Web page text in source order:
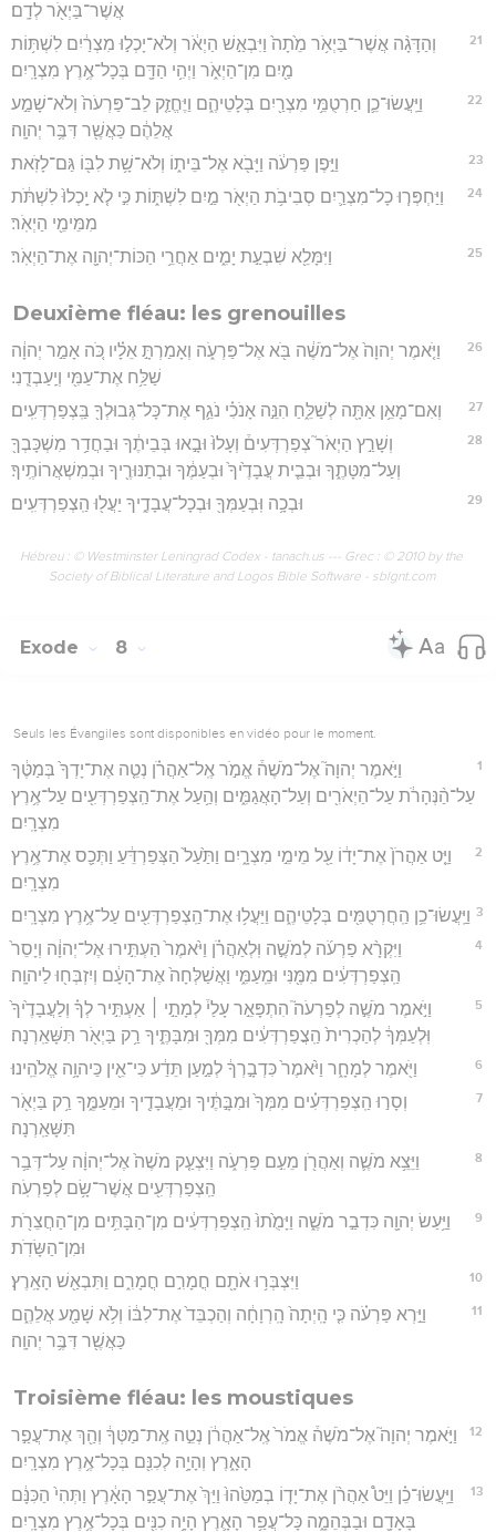
אֲשֶׁר־בַּיְאֹ֖ר לְדָֽם׃
21
וְהַדָּגָ֨ה אֲשֶׁר־בַּיְאֹ֥ר מֵ֙תָה֙ וַיִּבְאַ֣שׁ הַיְאֹ֔ר וְלֹא־יָכְל֣וּ מִצְרַ֔יִם לִשְׁתּ֥וֹת
מַ֖יִם מִן־הַיְאֹ֑ר וַיְהִ֥י הַדָּ֖ם בְּכָל־אֶ֥רֶץ מִצְרָֽיִם׃
22
וַיַּֽעֲשׂוּ־כֵ֛ן חַרְטֻמֵּ֥י מִצְרַ֖יִם בְּלָטֵיהֶ֑ם וַיֶּחֱזַ֤ק לֵב־פַּרְעֹה֙ וְלֹא־שָׁמַ֣ע
אֲלֵהֶ֔ם כַּאֲשֶׁ֖ר דִּבֶּ֥ר יְהוָֽה׃
23 וַיִּ֣פֶן פַּרְעֹ֔ה וַיָּבֹ֖א אֶל־בֵּית֑וֹ וְלֹא־שָׁ֥ת לִבּ֖וֹ גַּם־לָזֹֽאת׃
24
וַיַּחְפְּר֧וּ כָל־מִצְרַ֛יִם סְבִיבֹ֥ת הַיְאֹ֖ר מַ֣יִם לִשְׁתּ֑וֹת כִּ֣י לֹ֤א יָֽכְלוּ֙ לִשְׁתֹּ֔ת
מִמֵּימֵ֖י הַיְאֹֽר׃
25 וַיִּמָּלֵ֖א שִׁבְעַ֣ת יָמִ֑ים אַחֲרֵ֥י הַכּוֹת־יְהוָ֖ה אֶת־הַיְאֹֽר׃
Deuxième fléau: les grenouilles
26
וַיֹּ֤אמֶר יְהוָה֙ אֶל־מֹשֶׁ֔ה בֹּ֖א אֶל־פַּרְעֹ֑ה וְאָמַרְתָּ֣ אֵלָ֗יו כֹּ֚ה אָמַ֣ר יְהוָ֔ה
שַׁלַּ֥ח אֶת־עַמִּ֖י וְיַֽעַבְדֻֽנִי׃
27 וְאִם־מָאֵ֥ן אַתָּ֖ה לְשַׁלֵּ֑חַ הִנֵּ֣ה אָנֹכִ֗י נֹגֵ֛ף אֶת־כָּל־גְּבוּלְךָ֖ בַּֽצְפַרְדְּעִֽים׃
28
וְשָׁרַ֣ץ הַיְאֹר֮ צְפַרְדְּעִים֒ וְעָלוּ֙ וּבָ֣אוּ בְּבֵיתֶ֔ךָ וּבַחֲדַ֥ר מִשְׁכָּבְךָ֖
וְעַל־מִטָּתֶ֑ךָ וּבְבֵ֤ית עֲבָדֶ֙יךָ֙ וּבְעַמֶּ֔ךָ וּבְתַנּוּרֶ֖יךָ וּבְמִשְׁאֲרוֹתֶֽיךָ׃
29 וּבְכָ֥ה וּֽבְעַמְּךָ֖ וּבְכָל־עֲבָדֶ֑יךָ יַעֲל֖וּ הַֽצְפַרְדְּעִֽים׃
Hébreu : © Westminster Leningrad Codex - tanach.us --- Grec : © 2010 by the
Society of Biblical Literature and Logos Bible Software - sblgnt.com
Exode 8
Seuls les Évangiles sont disponibles en vidéo pour le moment.
1
וַיֹּ֣אמֶר יְהוָה֮ אֶל־מֹשֶׁה֒ אֱמֹ֣ר אֶֽל־אַהֲרֹ֗ן נְטֵ֤ה אֶת־יָדְךָ֙ בְּמַטֶּ֔ךָ
עַל־הַ֨נְּהָרֹ֔ת עַל־הַיְאֹרִ֖ים וְעַל־הָאֲגַמִּ֑ים וְהַ֥עַל אֶת־הַֽצְפַרְדְּעִ֖ים עַל־אֶ֥רֶץ
מִצְרָֽיִם׃
2
וַיֵּ֤ט אַהֲרֹן֙ אֶת־יָד֔וֹ עַ֖ל מֵימֵ֣י מִצְרָ֑יִם וַתַּ֙עַל֙ הַצְּפַרְדֵּ֔עַ וַתְּכַ֖ס אֶת־אֶ֥רֶץ
מִצְרָֽיִם׃
3 וַיַּֽעֲשׂוּ־כֵ֥ן הַֽחֲרְטֻמִּ֖ים בְּלָטֵיהֶ֑ם וַיַּעֲל֥וּ אֶת־הַֽצְפַרְדְּעִ֖ים עַל־אֶ֥רֶץ מִצְרָֽיִם׃
4
וַיִּקְרָ֨א פַרְעֹ֜ה לְמֹשֶׁ֣ה וּֽלְאַהֲרֹ֗ן וַיֹּ֙אמֶר֙ הַעְתִּ֣ירוּ אֶל־יְהוָ֔ה וְיָסֵר֙
הַֽצְפַרְדְּעִ֔ים מִמֶּ֖נִּי וּמֵֽעַמִּ֑י וַאֲשַׁלְּחָה֙ אֶת־הָעָ֔ם וְיִזְבְּח֖וּ לַיהוָֽה׃
5
וַיֹּ֣אמֶר מֹשֶׁ֣ה לְפַרְעֹה֮ הִתְפָּאֵ֣ר עָלַי֒ לְמָתַ֣י ׀ אַעְתִּ֣יר לְךָ֗ וְלַעֲבָדֶ֙יךָ֙
וּֽלְעַמְּךָ֔ לְהַכְרִית֙ הַֽצֲפַרְדְּעִ֔ים מִמְּךָ֖ וּמִבָּתֶּ֑יךָ רַ֥ק בַּיְאֹ֖ר תִּשָּׁאַֽרְנָה׃
6 וַיֹּ֖אמֶר לְמָחָ֑ר וַיֹּ֙אמֶר֙ כִּדְבָ֣רְךָ֔ לְמַ֣עַן תֵּדַ֔ע כִּי־אֵ֖ין כַּיהוָ֥ה אֱלֹהֵֽינוּ׃
7
וְסָר֣וּ הַֽצְפַרְדְּעִ֗ים מִמְּךָ֙ וּמִבָּ֣תֶּ֔יךָ וּמֵעֲבָדֶ֖יךָ וּמֵעַמֶּ֑ךָ רַ֥ק בַּיְאֹ֖ר
תִּשָּׁאַֽרְנָה׃
8
וַיֵּצֵ֥א מֹשֶׁ֛ה וְאַהֲרֹ֖ן מֵעִ֣ם פַּרְעֹ֑ה וַיִּצְעַ֤ק מֹשֶׁה֙ אֶל־יְהוָ֔ה עַל־דְּבַ֥ר
הַֽצְפַרְדְּעִ֖ים אֲשֶׁר־שָׂ֥ם לְפַרְעֹֽה׃
9
וַיַּ֥עַשׂ יְהוָ֖ה כִּדְבַ֣ר מֹשֶׁ֑ה וַיָּמֻ֙תוּ֙ הַֽצְפַרְדְּעִ֔ים מִן־הַבָּתִּ֥ים מִן־הַחֲצֵרֹ֖ת
וּמִן־הַשָּׂדֹֽת׃
10 וַיִּצְבְּר֥וּ אֹתָ֖ם חֳמָרִ֣ם חֳמָרִ֑ם וַתִּבְאַ֖שׁ הָאָֽרֶץ׃
11
וַיַּ֣רְא פַּרְעֹ֗ה כִּ֤י הָֽיְתָה֙ הָֽרְוָחָ֔ה וְהַכְבֵּד֙ אֶת־לִבּ֔וֹ וְלֹ֥א שָׁמַ֖ע אֲלֵהֶ֑ם
כַּאֲשֶׁ֖ר דִּבֶּ֥ר יְהוָֽה׃
Troisième fléau: les moustiques
12
וַיֹּ֣אמֶר יְהוָה֮ אֶל־מֹשֶׁה֒ אֱמֹר֙ אֶֽל־אַהֲרֹ֔ן נְטֵ֣ה אֶֽת־מַטְּךָ֔ וְהַ֖ךְ אֶת־עֲפַ֣ר
הָאָ֑רֶץ וְהָיָ֥ה לְכִנִּ֖ם בְּכָל־אֶ֥רֶץ מִצְרָֽיִם׃
13
וַיַּֽעֲשׂוּ־כֵ֗ן וַיֵּט֩ אַהֲרֹ֨ן אֶת־יָד֤וֹ בְמַטֵּ֙הוּ֙ וַיַּךְ֙ אֶת־עֲפַ֣ר הָאָ֔רֶץ וַתְּהִי֙ הַכִּנָּ֔ם
בָּאָדָ֖ם וּבַבְּהֵמָ֑ה כָּל־עֲפַ֥ר הָאָ֛רֶץ הָיָ֥ה כִנִּ֖ים בְּכָל־אֶ֥רֶץ מִצְרָֽיִם׃